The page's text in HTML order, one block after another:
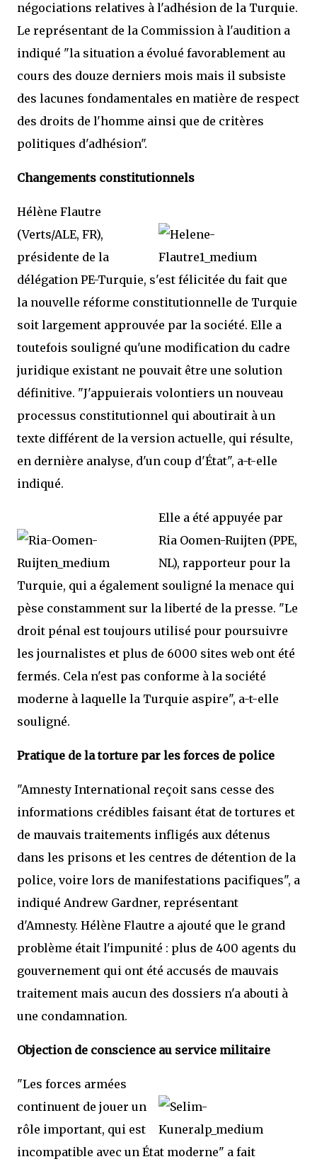
négociations relatives à l'adhésion de la Turquie.
Le représentant de la Commission à l'audition a
indiqué "la situation a évolué favorablement au
cours des douze derniers mois mais il subsiste
des lacunes fondamentales en matière de respect
des droits de l'homme ainsi que de critères
politiques d'adhésion".
Changements constitutionnels
Hélène Flautre
(Verts/ALE, FR),
présidente de la
délégation PE-Turquie, s'est félicitée du fait que
la nouvelle réforme constitutionnelle de Turquie
soit largement approuvée par la société. Elle a
toutefois souligné qu'une modification du cadre
juridique existant ne pouvait être une solution
définitive. "J'appuierais volontiers un nouveau
processus constitutionnel qui aboutirait à un
texte différent de la version actuelle, qui résulte,
en dernière analyse, d'un coup d'État", a-t-elle
indiqué.
Elle a été appuyée par
Ria Oomen-Ruijten (PPE,
NL), rapporteur pour la
Turquie, qui a également souligné la menace qui
pèse constamment sur la liberté de la presse. "Le
droit pénal est toujours utilisé pour poursuivre
les journalistes et plus de 6000 sites web ont été
fermés. Cela n'est pas conforme à la société
moderne à laquelle la Turquie aspire", a-t-elle
souligné.
Pratique de la torture par les forces de police
"Amnesty International reçoit sans cesse des
informations crédibles faisant état de tortures et
de mauvais traitements infligés aux détenus
dans les prisons et les centres de détention de la
police, voire lors de manifestations pacifiques", a
indiqué Andrew Gardner, représentant
d'Amnesty. Hélène Flautre a ajouté que le grand
problème était l'impunité : plus de 400 agents du
gouvernement qui ont été accusés de mauvais
traitement mais aucun des dossiers n'a abouti à
une condamnation.
Objection de conscience au service militaire
"Les forces armées
continuent de jouer un
rôle important, qui est
incompatible avec un État moderne" a fait